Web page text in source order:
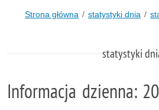
Strona główna statystyki dnia
statystyki
Informacja dzienna: